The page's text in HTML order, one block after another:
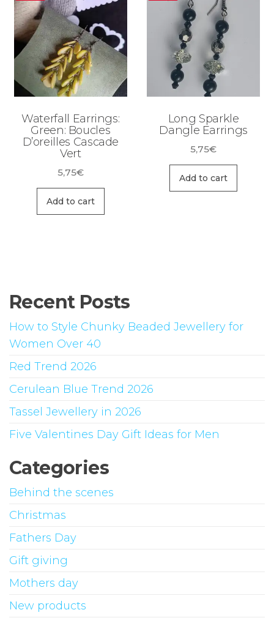
Waterfall Earrings:
Green: Boucles
D’oreilles Cascade
Vert
5,75€
Add to cart
Long Sparkle
Dangle Earrings
5,75€
Add to cart
Recent Posts
How to Style Chunky Beaded Jewellery for
Women Over 40
Red Trend 2026
Cerulean Blue Trend 2026
Tassel Jewellery in 2026
Five Valentines Day Gift Ideas for Men
Categories
Behind the scenes
Christmas
Fathers Day
Gift giving
Mothers day
New products